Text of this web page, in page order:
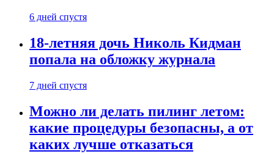
6 дней спустя
18-летняя дочь Николь Кидман
попала на обложку журнала
7 дней спустя
Можно ли делать пилинг летом:
какие процедуры безопасны, а от
каких лучше отказаться